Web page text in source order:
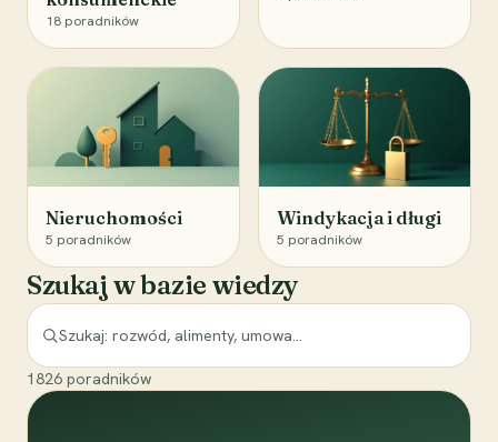
18 poradników
Nieruchomości
5 poradników
Windykacja i długi
5 poradników
Szukaj w bazie wiedzy
1826 poradników